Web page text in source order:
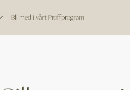
Bli med i vårt Proffprogram